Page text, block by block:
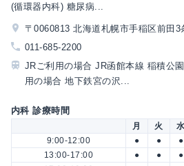
(循環器内科) 糖尿病...
〒0060813 北海道札幌市手稲区前田3
011-685-2200
JRご利用の場合 JR函館本線 稲積公
用の場合 地下鉄宮の沢...
内科 診療時間
月 火 水
9:00-12:00
● ● ●
13:00-17:00
● ● ●